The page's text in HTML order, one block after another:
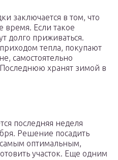
заключается в том, что
время. Если такое
долго приживаться.
тепла, покупают
самостоятельно
хранят зимой в
последняя неделя
Решение посадить
самым оптимальным,
участок. Еще одним